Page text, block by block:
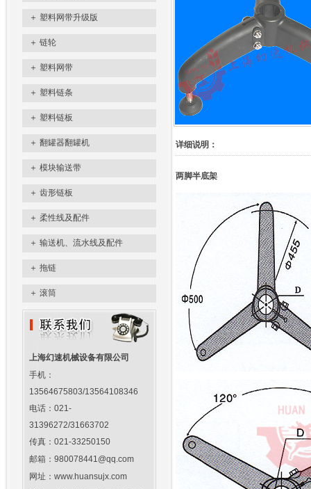
＋ 塑料网带升级版
＋ 链轮
＋ 塑料网带
＋ 塑料链条
＋ 塑料链板
＋ 翻罐器翻罐机
＋ 模块输送带
＋ 齿形链板
＋ 柔性线及配件
＋ 输送机、流水线及配件
＋ 拖链
＋ 滚筒
上海幻速机械设备有限公司
手机：
13564675803/13564108346
电话：021-
31396272/31663702
传真：021-33250150
邮箱：980078441@qq.com
网址：www.huansujx.com
详细说明：
两脚半底架